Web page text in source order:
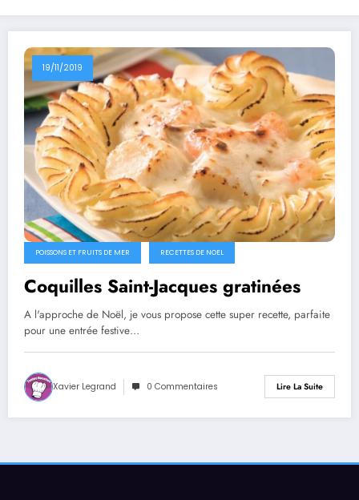
19/11/2019
POISSONS ET FRUITS DE MER RECETTES DE NOEL
Coquilles Saint-Jacques gratinées
A l'approche de Noël, je vous propose cette super recette, parfaite
pour une entrée festive…
Xavier Legrand 0 Commentaires Lire La Suite